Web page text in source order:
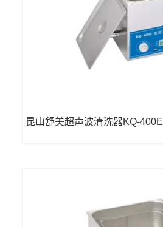
昆山舒美超声波清洗器KQ-400E